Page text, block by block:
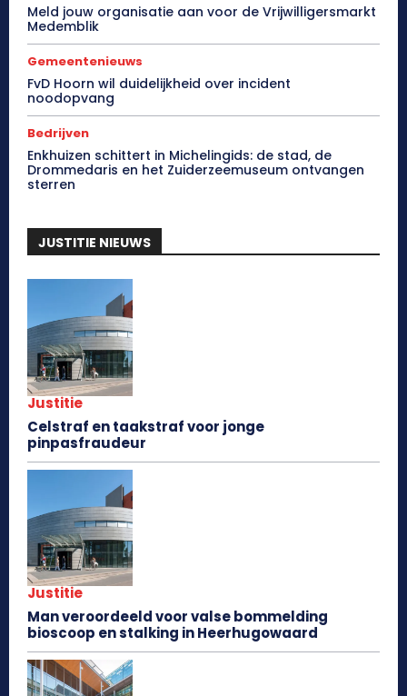
Meld jouw organisatie aan voor de Vrijwilligersmarkt
Medemblik
Gemeentenieuws
FvD Hoorn wil duidelijkheid over incident
noodopvang
Bedrijven
Enkhuizen schittert in Michelingids: de stad, de
Drommedaris en het Zuiderzeemuseum ontvangen
sterren
JUSTITIE NIEUWS
Justitie
Celstraf en taakstraf voor jonge
pinpasfraudeur
Justitie
Man veroordeeld voor valse bommelding
bioscoop en stalking in Heerhugowaard